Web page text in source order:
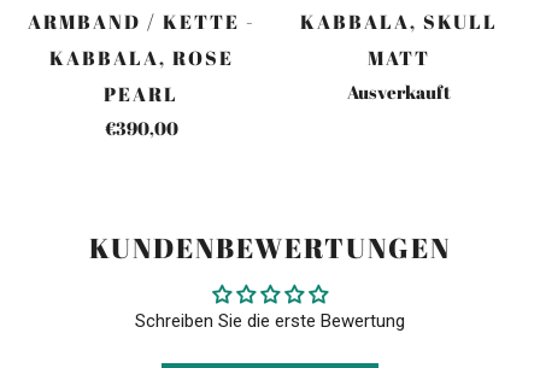
KABBALA, SKULL
MATT
Ausverkauft
ARMBAND / KETTE -
KABBALA, ROSE
PEARL
€390,00
KUNDENBEWERTUNGEN
Schreiben Sie die erste Bewertung